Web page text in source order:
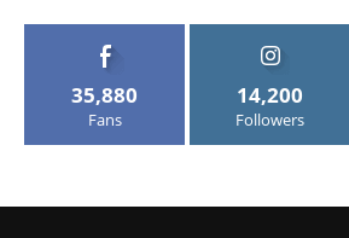
35,880
Fans
14,200
Followers